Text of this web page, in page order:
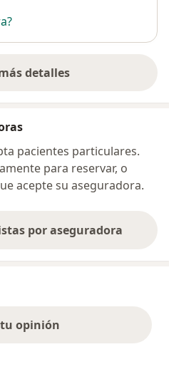
detalles
sobre la dirección
pacientes particulares.
para reservar, o
acepte su aseguradora.
por aseguradora
opinión